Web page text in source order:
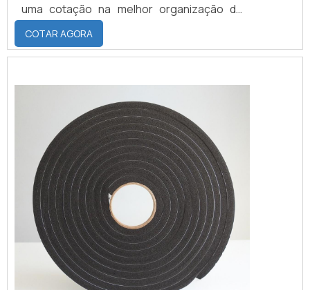
uma cotação na melhor organização do
ramo e descobrindo a maior referência de
qualidade da área de atuação.Quando a
busca é por fita de espuma para vedação
que não desbotam ou amarelam.MAIS
SOBRE FITA DE ESPUMA P...
COTAR AGORA